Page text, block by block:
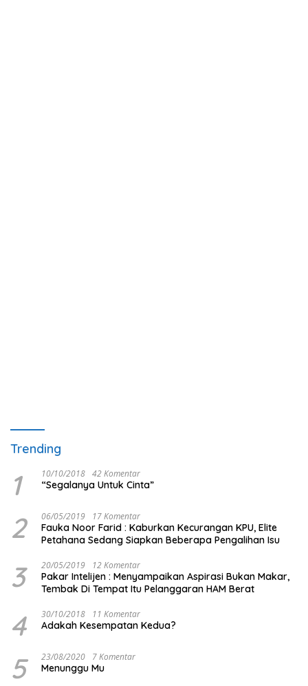
Trending
1 10/10/2018 42 Komentar
“Segalanya Untuk Cinta”
2 06/05/2019 17 Komentar
Fauka Noor Farid : Kaburkan Kecurangan KPU, Elite
Petahana Sedang Siapkan Beberapa Pengalihan Isu
3 20/05/2019 12 Komentar
Pakar Intelijen : Menyampaikan Aspirasi Bukan Makar,
Tembak Di Tempat Itu Pelanggaran HAM Berat
4 30/10/2018 11 Komentar
Adakah Kesempatan Kedua?
5 23/08/2020 7 Komentar
Menunggu Mu